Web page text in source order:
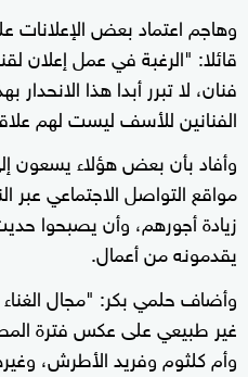
وهاجم اعتماد بعض الإعلانات
قائلا: "الرغبة في عمل إعلان
فنان، لا تبرر أبدا هذا
الفنانين للأسف ليست لهم
وأفاد بأن بعض هؤلاء يسعون
مواقع التواصل الاجتماعي عبر
زيادة أجورهم، وأن يصبحوا
يقدمونه من أعمال.
وأضاف حلمي بكر: "مجال
غير طبيعي على عكس فترة
وأم كلثوم وفريد الأطرش،